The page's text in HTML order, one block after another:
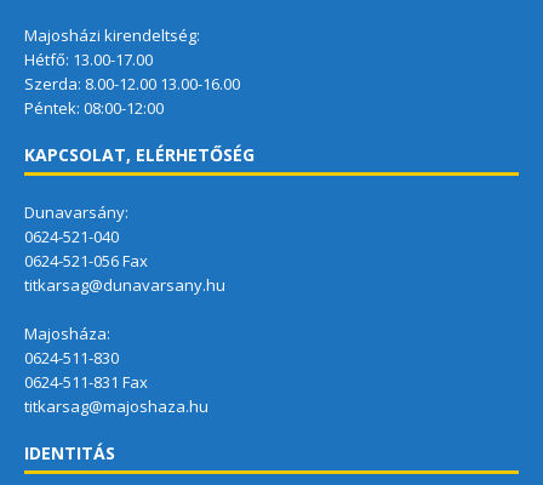
Majosházi kirendeltség:
Hétfő: 13.00-17.00
Szerda: 8.00-12.00 13.00-16.00
Péntek: 08:00-12:00
KAPCSOLAT, ELÉRHETŐSÉG
Dunavarsány:
0624-521-040
0624-521-056 Fax
titkarsag@dunavarsany.hu
Majosháza:
0624-511-830
0624-511-831 Fax
titkarsag@majoshaza.hu
IDENTITÁS